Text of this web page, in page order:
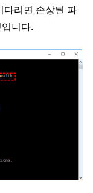
다리면 손상된 파
니다.